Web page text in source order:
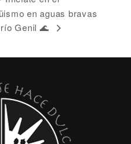
en aguas bravas
Genil 🌊